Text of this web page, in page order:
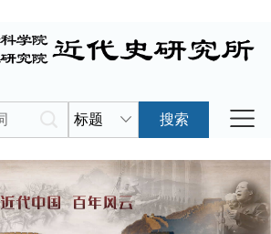
标题 搜索